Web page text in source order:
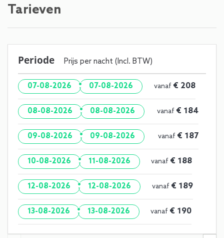
Tarieven
Periode Prijs per nacht (Incl. BTW)
07-08-2026 · 07-08-2026 vanaf € 208
08-08-2026 · 08-08-2026 vanaf € 184
09-08-2026 · 09-08-2026 vanaf € 187
10-08-2026 · 11-08-2026 vanaf € 188
12-08-2026 · 12-08-2026 vanaf € 189
13-08-2026 · 13-08-2026 vanaf € 190